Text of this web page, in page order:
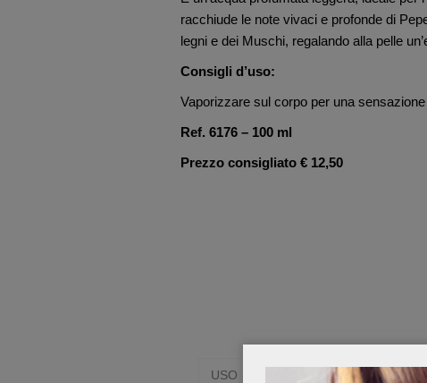
racchiude le note vivaci e profonde di
legni e dei Muschi, regalando alla pelle
Consigli d’uso:
Vaporizzare sul corpo per una
Ref. 6176 – 100 ml
Prezzo consigliato € 12,50
USO SOSTANZE FUNZIONALI